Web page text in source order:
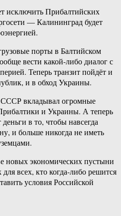
исключить Прибалтийских
— Калининград будет
порты в Балтийском
вести какой-либо диалог с
Теперь транзит пойдёт и
и в обход Украины.
СССР вкладывал огромные
и Украины. А теперь
в то, чтобы навсегда
и больше никогда не иметь
новых экономических пустыни
всех, кто когда-либо решится
условия Российской